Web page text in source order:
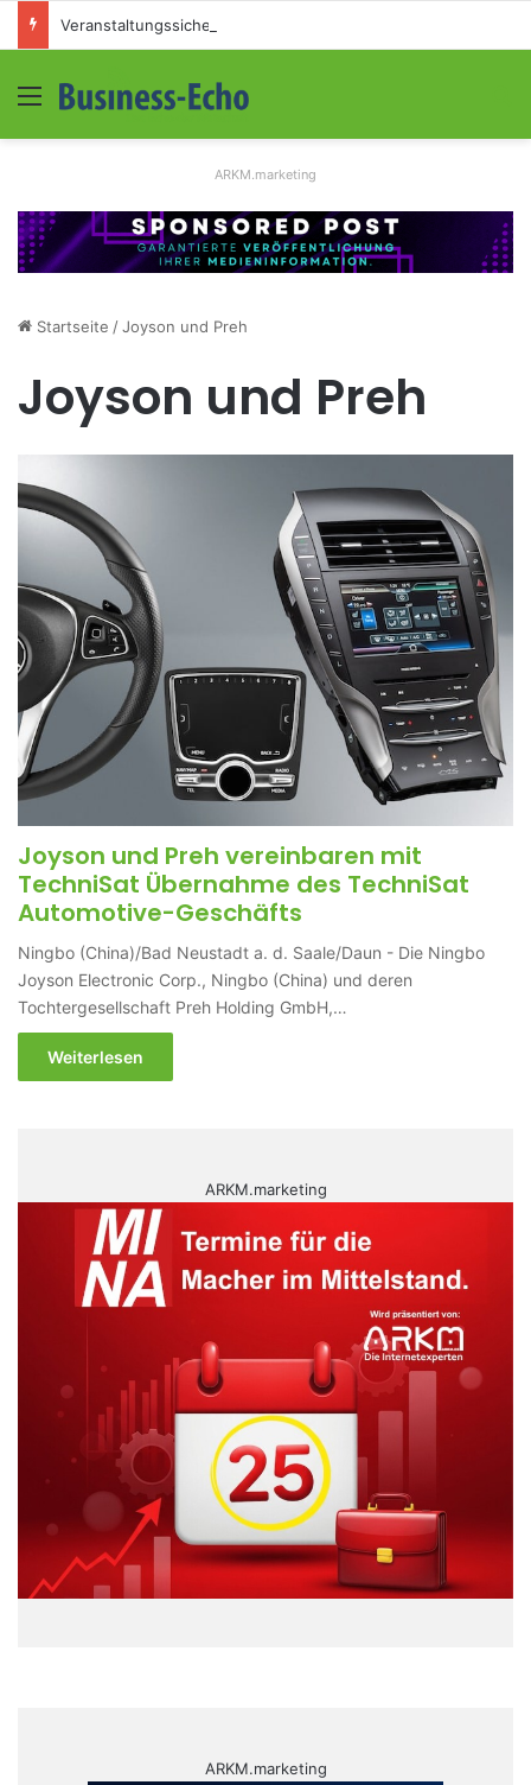
Menü
ARKM.marketing
Startseite /Joyson und Preh
Joyson und Preh
Joyson und Preh vereinbaren mit
TechniSat Übernahme des TechniSat
Automotive-Geschäfts
Ningbo (China)/Bad Neustadt a. d. Saale/Daun - Die Ningbo
Joyson Electronic Corp., Ningbo (China) und deren
Tochtergesellschaft Preh Holding GmbH,…
Weiterlesen
ARKM.marketing
ARKM.marketing